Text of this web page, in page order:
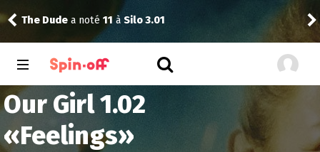
The Dude a noté 11à Silo 3.01
Our Girl 1.02
«Feelings»